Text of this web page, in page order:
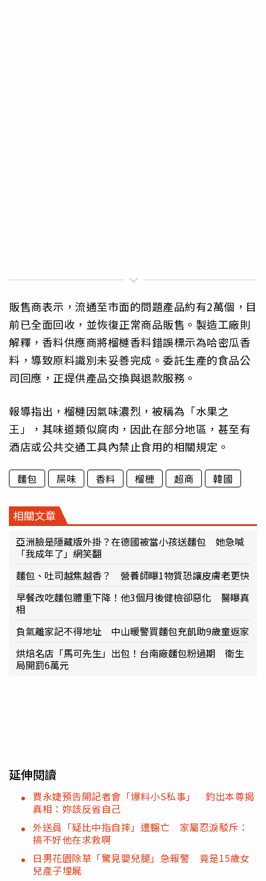
販售商表示，流通至市面的問題產品約有2萬個，目
前已全面回收，並恢復正常商品販售。製造工廠則
解釋，香料供應商將榴槤香料錯誤標示為哈密瓜香
料，導致原料識別未妥善完成。委託生產的食品公
司回應，正提供產品交換與退款服務。
報導指出，榴槤因氣味濃烈，被稱為「水果之
王」，其味道類似腐肉，因此在部分地區，甚至有
酒店或公共交通工具內禁止食用的相關規定。
麵包 屎味 香料 榴槤 超商 韓國
相關文章
亞洲臉是隱藏版外掛？在德國被當小孩送麵包 她急喊
「我成年了」網笑翻
麵包、吐司越焦越香？ 營養師曝1物質恐讓皮膚老更快
早餐改吃麵包體重下降！他3個月後健檢卻惡化 醫曝真
相
負氣離家記不得地址 中山暖警買麵包充飢助9歲童返家
烘焙名店「馬可先生」出包！台南廠麵包粉過期 衛生
局開罰6萬元
延伸閱讀
賈永婕預告開記者會「爆料小S私事」 釣出本尊揭
真相：妳該反省自己
外送員「疑比中指自摔」遭輾亡 家屬忍淚駁斥：
搞不好他在求救啊
日男花園除草「驚見嬰兒腿」急報警 竟是15歲女
兒產子埋屍